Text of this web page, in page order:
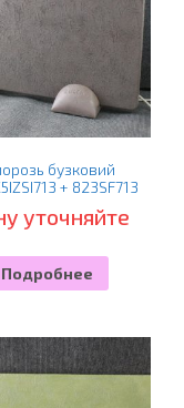
бузковий
+ 823SF713
уточняйте
Подробнее